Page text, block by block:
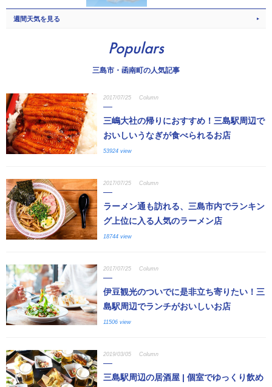
週間天気を見る
Populars
三島市・函南町の人気記事
2017/07/25 Column
三嶋大社の帰りにおすすめ！三島駅周辺で
おいしいうなぎが食べられるお店
53924 view
2017/07/25 Column
ラーメン通も訪れる、三島市内でランキン
グ上位に入る人気のラーメン店
18744 view
2017/07/25 Column
伊豆観光のついでに是非立ち寄りたい！三
島駅周辺でランチがおいしいお店
11506 view
2019/03/05 Column
三島駅周辺の居酒屋 | 個室でゆっくり飲め